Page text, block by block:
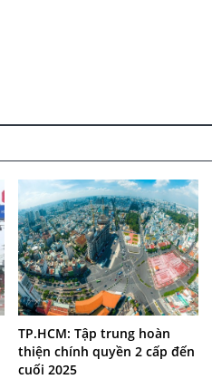
TP.HCM: Tập trung hoàn
thiện chính quyền 2 cấp đến
cuối 2025